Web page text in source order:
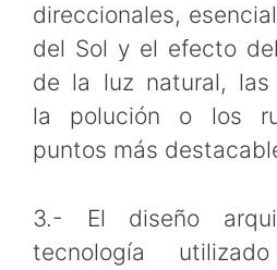
direccionales,
del Sol y el efecto
de la luz natural,
la polución o los
puntos más
3.- El diseño
tecnología